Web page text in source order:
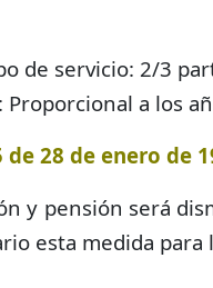
de servicio: 2/3
Proporcional a los
de 28 de enero
y pensión será
esta medida para